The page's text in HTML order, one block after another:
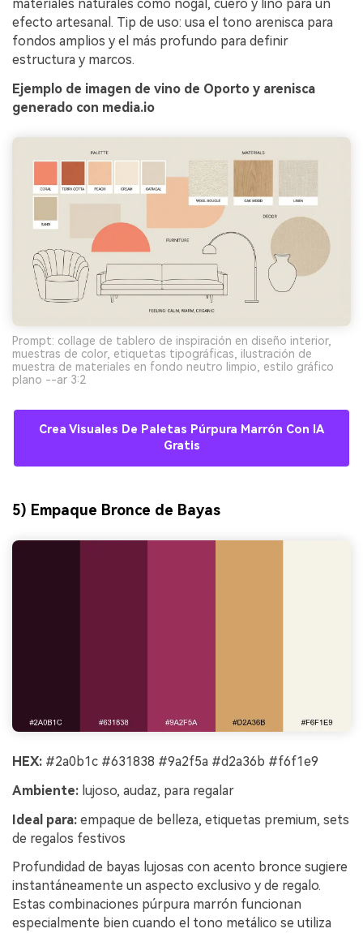
materiales naturales como nogal, cuero y lino para un
efecto artesanal. Tip de uso: usa el tono arenisca para
fondos amplios y el más profundo para definir
estructura y marcos.
Ejemplo de imagen de vino de Oporto y arenisca
generado con media.io
Prompt: collage de tablero de inspiración en diseño interior,
muestras de color, etiquetas tipográficas, ilustración de
muestra de materiales en fondo neutro limpio, estilo gráfico
plano --ar 3:2
Crea Visuales De Paletas Púrpura Marrón Con IA
Gratis
5) Empaque Bronce de Bayas
HEX: #2a0b1c #631838 #9a2f5a #d2a36b #f6f1e9
Ambiente: lujoso, audaz, para regalar
Ideal para: empaque de belleza, etiquetas premium, sets
de regalos festivos
Profundidad de bayas lujosas con acento bronce sugiere
instantáneamente un aspecto exclusivo y de regalo.
Estas combinaciones púrpura marrón funcionan
especialmente bien cuando el tono metálico se utiliza
Crea imágenes IA
ilimitadas. 100 %
Empieza Gratis→